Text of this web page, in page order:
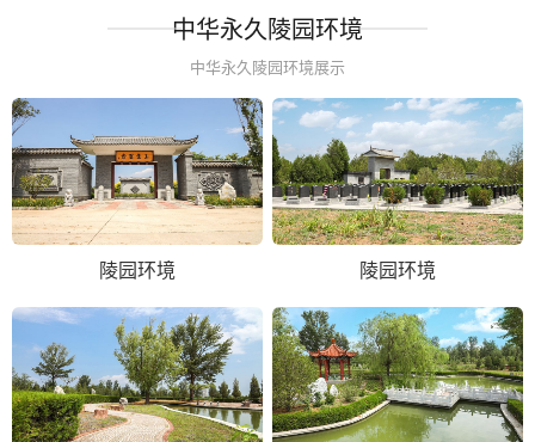
中华永久陵园环境
中华永久陵园环境展示
陵园环境 陵园环境